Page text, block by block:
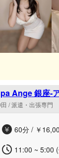
Ange 銀座-
/ 派遣・出張専門
60分 / ￥
11:00 ~ 5:00